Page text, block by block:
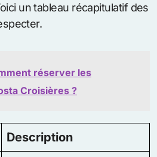
un tableau récapitulatif des
réserver les
Croisières ?
Description